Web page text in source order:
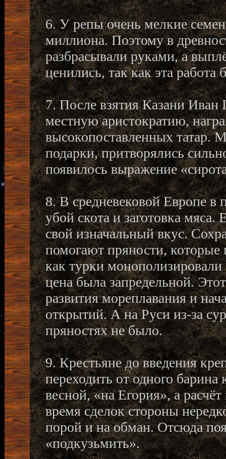
6. У репы очень мелкие
миллиона. Поэтому в
разбрасывали руками, а
ценились, так как эта
7. После взятия Казани Иван
местную аристократию,
высокопоставленных татар.
подарки, притворялись
появилось выражение
8. В средневековой Европе в
убой скота и заготовка мяса.
свой изначальный вкус.
помогают пряности,
как турки
цена была запредельной.
развития мореплавания и
открытий. А на Руси из-за
пряностях не было.
9. Крестьяне до введения
переходить от одного
весной, «на Егория», а
время сделок стороны
порой и на обман. Отсюда
«подкузьмить».